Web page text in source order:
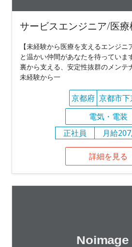
サービスエンジニア/医療
【未経験から医療を支えるエンジ
と温かい仲間があなたを待っていま
裏から支える、安定性抜群のメンテ
未経験から一
京都府 京都市下
電気・電装
正社員
月給
詳細を見る